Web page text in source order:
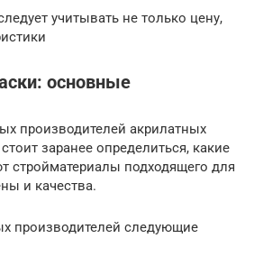
учитывать не только цену,
основные
производителей акрилатных
заранее определиться, какие
стройматериалы подходящего для
и качества.
производителей следующие